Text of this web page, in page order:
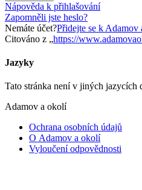
Nápověda k přihlašování
Zapomněli jste heslo?
Nemáte účet?Přidejte se k Adamov
Citováno z „https://
Jazyky
Tato stránka není v jiných jazycích
Adamov a okolí
Ochrana osobních údajů
O Adamov a okolí
Vyloučení odpovědnosti